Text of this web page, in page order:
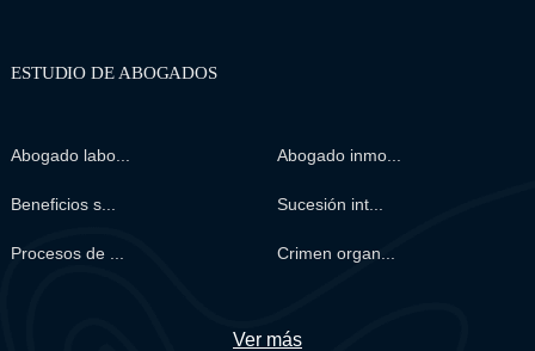
ESTUDIO DE ABOGADOS
Abogado labo... Abogado inmo...
Beneficios s... Sucesión int...
Procesos de ... Crimen organ...
Ver más